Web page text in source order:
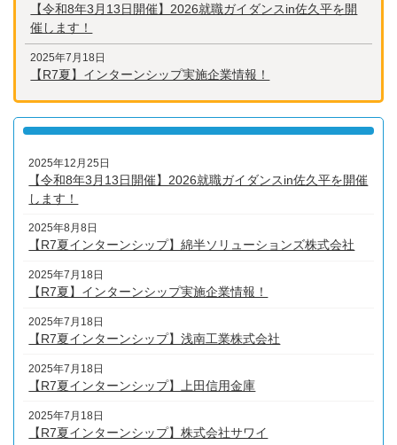
【令和8年3月13日開催】2026就職ガイダンスin佐久平を開
催します！
2025年7月18日
【R7夏】インターンシップ実施企業情報！
2025年12月25日
【令和8年3月13日開催】2026就職ガイダンスin佐久平を開催
します！
2025年8月8日
【R7夏インターンシップ】綿半ソリューションズ株式会社
2025年7月18日
【R7夏】インターンシップ実施企業情報！
2025年7月18日
【R7夏インターンシップ】浅南工業株式会社
2025年7月18日
【R7夏インターンシップ】上田信用金庫
2025年7月18日
【R7夏インターンシップ】株式会社サワイ